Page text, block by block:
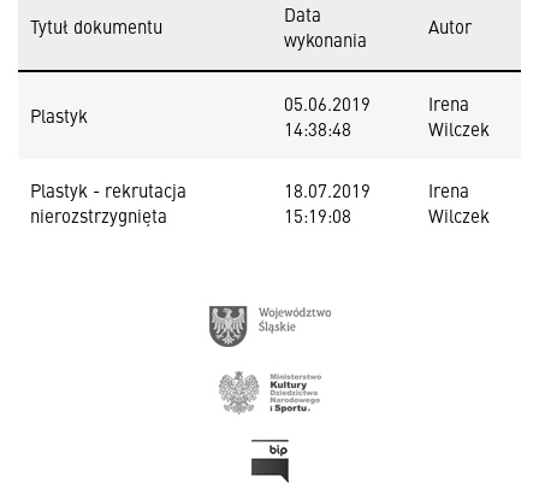
Tytuł dokumentu
Data
wykonania
Autor
Plastyk
05.06.2019
14:38:48
Irena
Wilczek
Plastyk - rekrutacja
nierozstrzygnięta
18.07.2019
15:19:08
Irena
Wilczek